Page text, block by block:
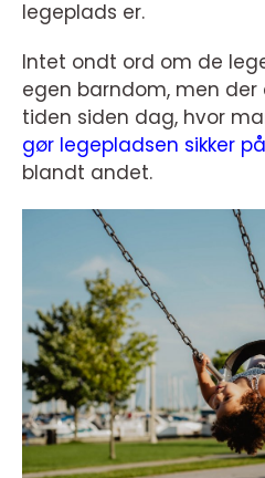
legeplads er.
Intet ondt ord om de
egen barndom, men
tiden siden dag, hvor
gør legepladsen sikker
blandt andet.